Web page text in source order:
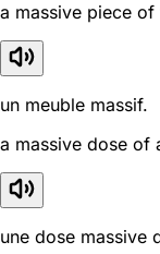
a massive piece of
un meuble massif.
a massive dose of
une dose massive